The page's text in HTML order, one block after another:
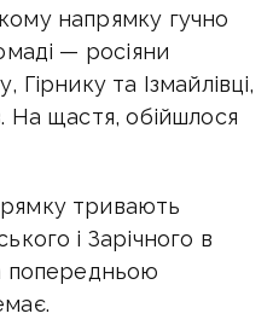
напрямку гучно
— росіяни
та Ізмайлівці,
На щастя, обійшлося
тривають
і Зарічного в
попередньою